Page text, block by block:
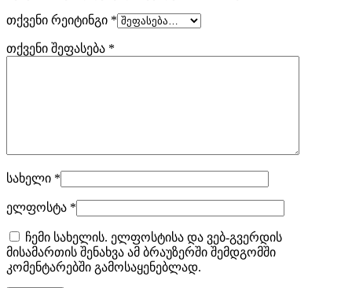
თქვენი რეიტინგი *
თქვენი შეფასება *
სახელი *
ელფოსტა *
ჩემი სახელის. ელფოსტისა და ვებ-გვერდის
მისამართის შენახვა ამ ბრაუზერში შემდგომში
კომენტარებში გამოსაყენებლად.